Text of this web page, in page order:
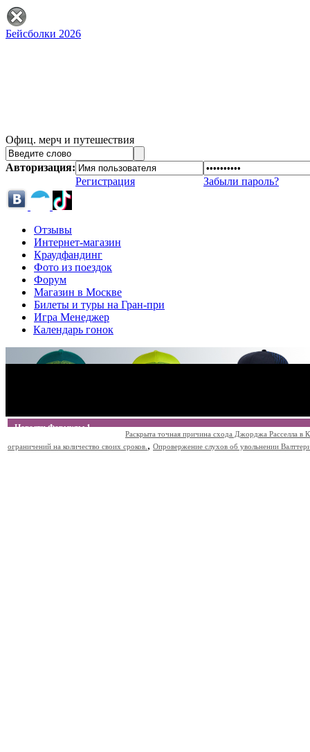
Бейсболки 2026
Офиц. мерч и путешествия
Авторизация:
Регистрация
Забыли пароль?
Отзывы
Интернет-магазин
Краудфандинг
Фото из поездок
Форум
Магазин в Москве
Билеты и туры на Гран-при
Игра Менеджер
Календарь гонок
Новости Формулы 1
Раскрыта точная причина схода Джорджа Расселла в
ограничений на количество своих сроков. , Опровержение слухов об увольнении